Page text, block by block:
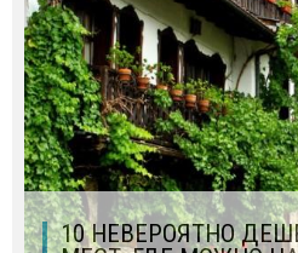
10 НЕВЕРОЯТНО